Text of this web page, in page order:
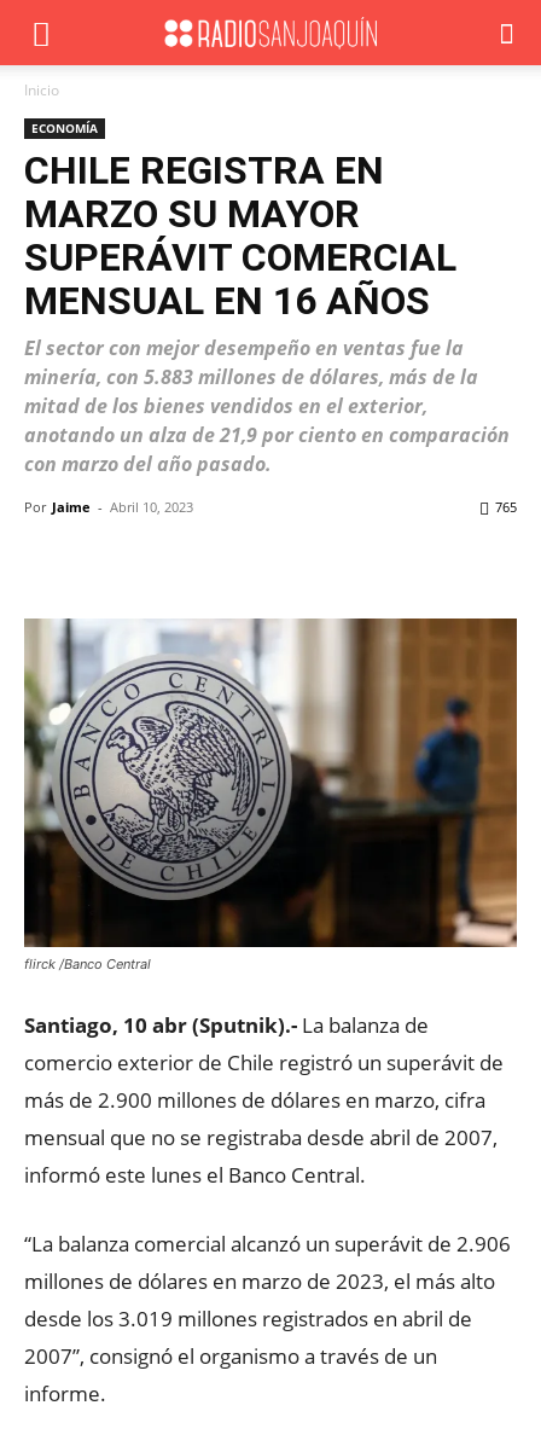
Inicio
ECONOMÍA
CHILE REGISTRA EN
MARZO SU MAYOR
SUPERÁVIT COMERCIAL
MENSUAL EN 16 AÑOS
El sector con mejor desempeño en ventas fue la
minería, con 5.883 millones de dólares, más de la
mitad de los bienes vendidos en el exterior,
anotando un alza de 21,9 por ciento en comparación
con marzo del año pasado.
Por Jaime - Abril 10, 2023 765
flirck /Banco Central
Santiago, 10 abr (Sputnik).- La balanza de
comercio exterior de Chile registró un superávit de
más de 2.900 millones de dólares en marzo, cifra
mensual que no se registraba desde abril de 2007,
informó este lunes el Banco Central.
“La balanza comercial alcanzó un superávit de 2.906
millones de dólares en marzo de 2023, el más alto
desde los 3.019 millones registrados en abril de
2007”, consignó el organismo a través de un
informe.